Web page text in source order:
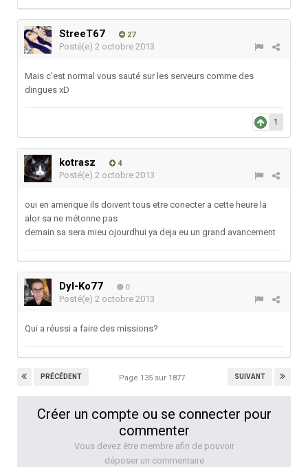
StreeT67 27
Posté(e) 2 octobre 2013
Mais c'est normal vous sauté sur les serveurs comme des
dingues xD
1
kotrasz 4
Posté(e) 2 octobre 2013
oui en amerique ils doivent tous etre conecter a cette heure la
alor sa ne métonne pas
demain sa sera mieu ojourdhui ya deja eu un grand avancement
Dyl-Ko77 0
Posté(e) 2 octobre 2013
Qui a réussi a faire des missions?
PRÉCÉDENT SUIVANT
Page 135 sur 1877
Créer un compte ou se connecter pour
commenter
Vous devez être membre afin de pouvoir
déposer un commentaire